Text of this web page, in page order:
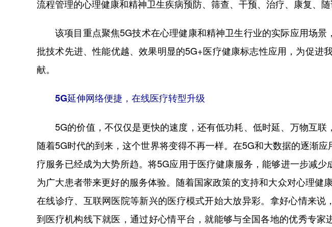
流程管理的心理健康和精神卫生疾病预防、筛查、干预、治疗、康复、随
该项目重点聚焦5G技术在心理健康和精神卫生行业的实际应用场
批技术先进、性能优越、效果明显的5G+医疗健康标志性应用，为促进
献。
5G延伸网络便捷，在线医疗转型升级
5G的价值，不仅仅是更快的速度，还有低功耗、低时延、万物互联
随着5G时代的到来，这个世界将变得不再一样。在5G和大数据的逐渐
疗服务已经成为大势所趋。将5G应用于医疗健康服务，能够进一步减少
为广大患者带来更好的服务体验。随着国家政策的支持和大众对心理健
在线诊疗、互联网医院等新兴的医疗模式开始大放异彩。拿好心情来说
到医疗机构线下就医，通过好心情平台，就能够与全国各地的优秀专家